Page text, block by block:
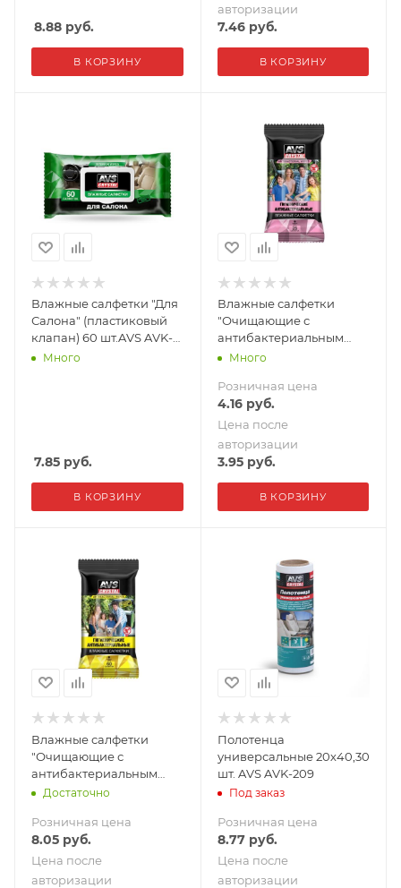
8.88 руб.
В КОРЗИНУ
авторизации
7.46руб.
В КОРЗИНУ
Влажные салфетки "Для
Салона" (пластиковый
клапан) 60 шт.AVS AVK-
212Много
7.85 руб.
В КОРЗИНУ
Влажные салфетки
"Очищающие с
антибактериальным
эффектом" 25 шт AVS
Много
Розничная цена
4.16руб.
Цена после
авторизации
3.95руб.
В КОРЗИНУ
Влажные салфетки
"Очищающие с
антибактериальным
эффектом" 60шт AVS
Достаточно
Розничная цена
8.05 руб.
Цена после
авторизации
Полотенца
универсальные 20х40,30
шт. AVS AVK-209
Под заказ
Розничная цена
8.77руб.
Цена после
авторизации